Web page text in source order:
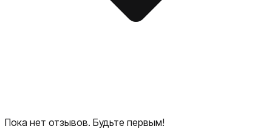
Пока нет отзывов. Будьте первым!